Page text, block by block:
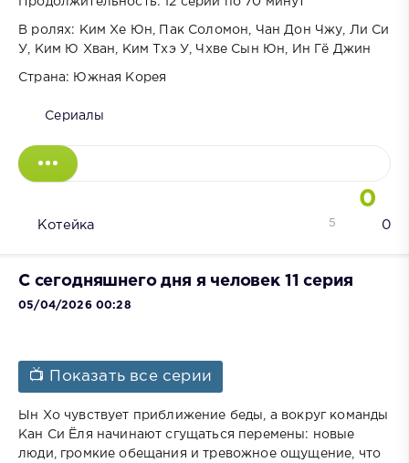
Продолжительность: 12 серий по 70 минут
В ролях: Ким Хе Юн, Пак Соломон, Чан Дон Чжу, Ли Си
У, Ким Ю Хван, Ким Тхэ У, Чхве Сын Юн, Ин Гё Джин
Страна: Южная Корея
Сериалы
0
Котейка 0
5
С сегодняшнего дня я человек 11 серия
05/04/2026 00:28
📺 Показать все серии
Ын Хо чувствует приближение беды, а вокруг команды
Кан Си Ёля начинают сгущаться перемены: новые
люди, громкие обещания и тревожное ощущение, что